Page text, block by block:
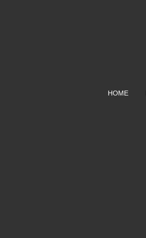
HOME